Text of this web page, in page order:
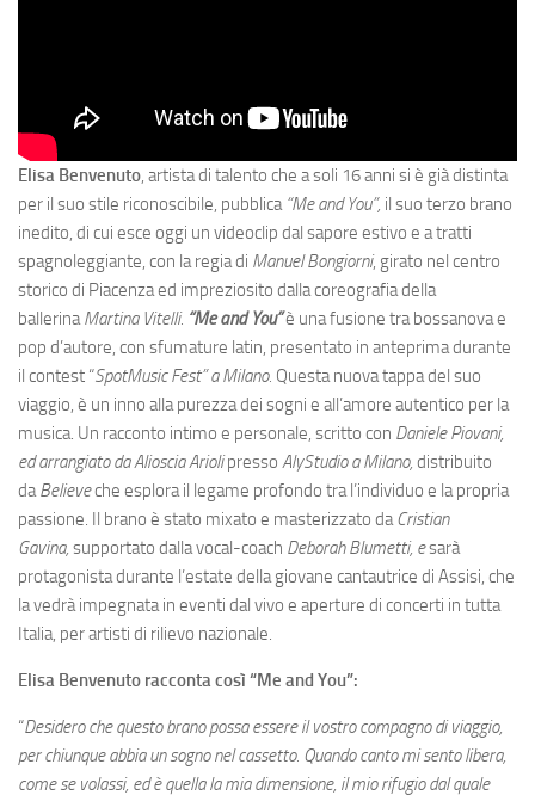
Elisa Benvenuto, artista di talento che a soli 16 anni si è già distinta
per il suo stile riconoscibile, pubblica “Me and You”, il suo terzo brano
inedito, di cui esce oggi un videoclip dal sapore estivo e a tratti
spagnoleggiante, con la regia di Manuel Bongiorni, girato nel centro
storico di Piacenza ed impreziosito dalla coreografia della
ballerinaMartina Vitelli. “Me and You”è una fusione tra bossanova e
pop d’autore, con sfumature latin, presentato in anteprima durante
il contest “SpotMusic Fest” a Milano. Questa nuova tappa del suo
viaggio, è un inno alla purezza dei sogni e all’amore autentico per la
musica. Un racconto intimo e personale, scritto con Daniele Piovani,
ed arrangiato da Alioscia Ariolipresso AlyStudio a Milano, distribuito
daBelieveche esplora il legame profondo tra l’individuo e la propria
passione. Il brano è stato mixato e masterizzato daCristian
Gavina, supportato dalla vocal-coach Deborah Blumetti, esarà
protagonista durante l’estate della giovane cantautrice di Assisi, che
la vedrà impegnata in eventi dal vivo e aperture di concerti in tutta
Italia, per artisti di rilievo nazionale.
Elisa Benvenuto racconta così “Me and You”:
“Desidero che questo brano possa essere il vostro compagno di viaggio,
per chiunque abbia un sogno nel cassetto. Quando canto mi sento libera,
come se volassi, ed è quella la mia dimensione, il mio rifugio dal quale